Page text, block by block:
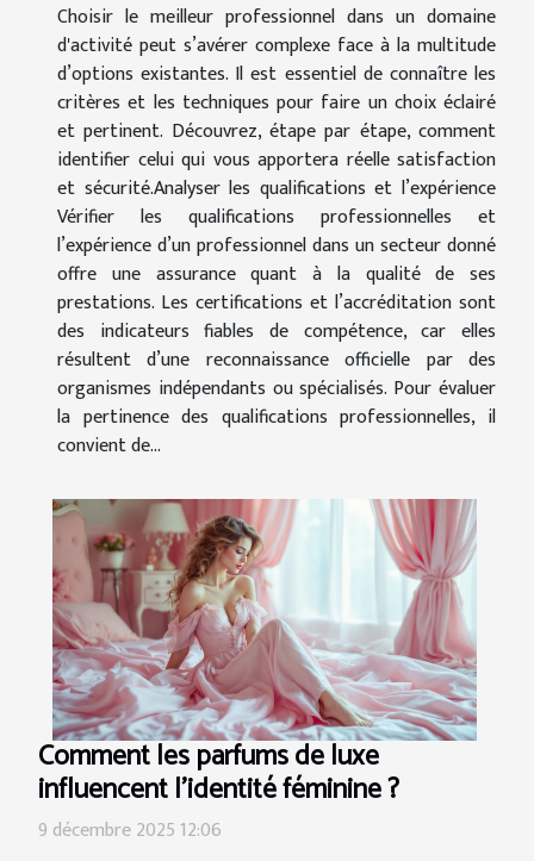
Choisir le meilleur professionnel dans un domaine
d'activité peut s’avérer complexe face à la multitude
d’options existantes. Il est essentiel de connaître les
critères et les techniques pour faire un choix éclairé
et pertinent. Découvrez, étape par étape, comment
identifier celui qui vous apportera réelle satisfaction
et sécurité.Analyser les qualifications et l’expérience
Vérifier les qualifications professionnelles et
l’expérience d’un professionnel dans un secteur donné
offre une assurance quant à la qualité de ses
prestations. Les certifications et l’accréditation sont
des indicateurs fiables de compétence, car elles
résultent d’une reconnaissance officielle par des
organismes indépendants ou spécialisés. Pour évaluer
la pertinence des qualifications professionnelles, il
convient de...
Comment les parfums de luxe
influencent l'identité féminine ?
9 décembre 2025 12:06